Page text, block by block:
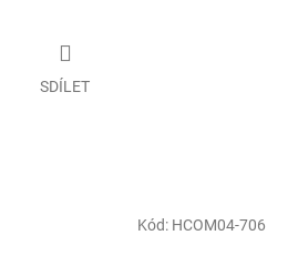
SDÍLET
Kód: HCOM04-706